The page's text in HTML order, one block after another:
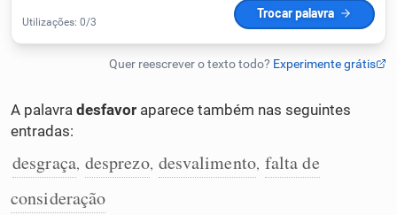
Cata-letras
A palavra desfavor aparece também nas seguintes
entradas:
desgraça, desprezo, desvalimento, falta de
consideração